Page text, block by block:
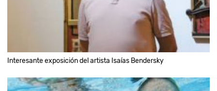
Interesante exposición del artista Isaías Bendersky